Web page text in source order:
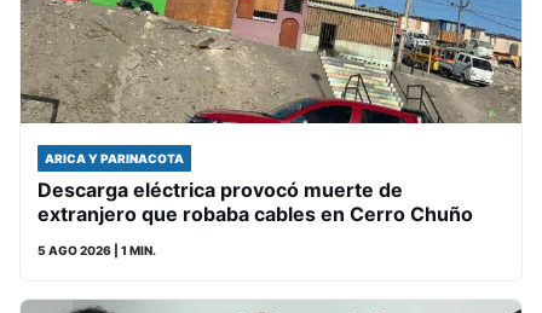
ARICA Y PARINACOTA
Descarga eléctrica provocó muerte de
extranjero que robaba cables en Cerro Chuño
5 AGO 2026 | 1 MIN.